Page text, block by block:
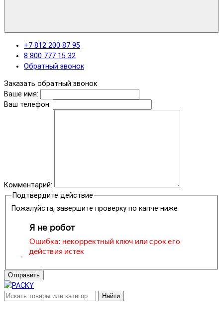
+7 812 200 87 95
8 800 777 15 32
Обратный звонок
Заказать обратный звонок
Ваше имя:
Ваш телефон:
Комментарий:
Подтвердите действие
Пожалуйста, завершите проверку по капче ниже
Отправить
Найти